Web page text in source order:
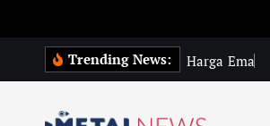
Trending News: Harga Ema